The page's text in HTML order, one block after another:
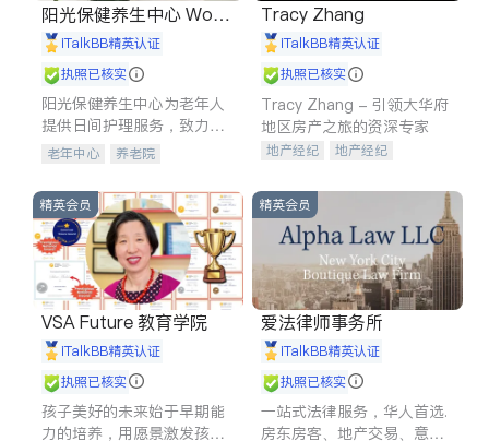
阳光保健养生中心 World
shine
iTalkBB精英认证
执照已核实
阳光保健养生中心为老年人
提供日间护理服务，致力于
通过持续的护理创新来有效
老年中心 养老院
Tracy Zhang
iTalkBB精英认证
执照已核实
Tracy Zhang - 引领大华府
地区房产之旅的资深专家
地产经纪
地产经纪
商铺租售
精英会员
VSA Future 教育学院
iTalkBB精英认证
执照已核实
孩子美好的未来始于早期能
力的培养，用愿景激发孩子
精英会员
爱法律师事务所
iTalkBB精英认证
执照已核实
一站式法律服务，华人首选.
房东房客、地产交易、意外